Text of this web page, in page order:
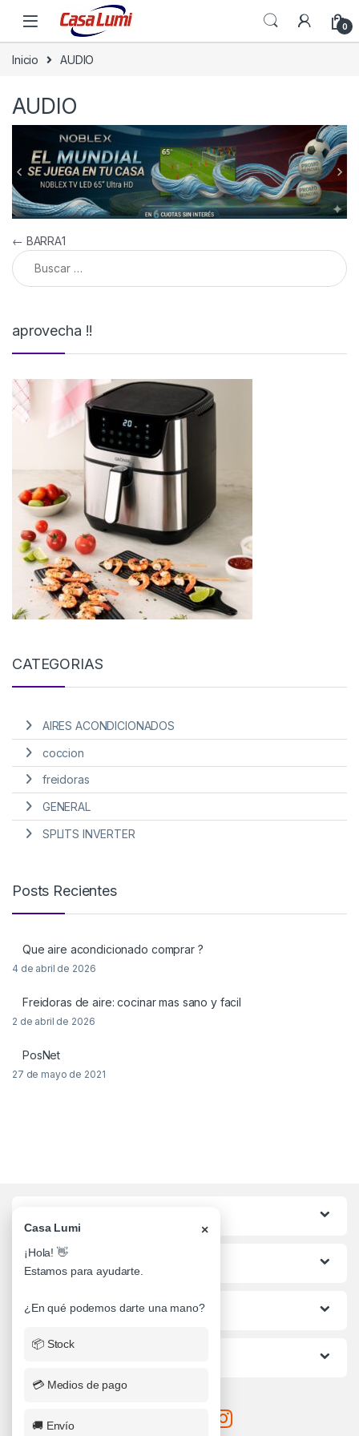
0
Inicio AUDIO
AUDIO
Navegación de entradas
← BARRA1
Buscar:
aprovecha !!
CATEGORIAS
AIRES ACONDICIONADOS
coccion
freidoras
GENERAL
SPLITS INVERTER
Posts Recientes
Que aire acondicionado comprar ?
4 de abril de 2026
Freidoras de aire: cocinar mas sano y facil
2 de abril de 2026
PosNet
27 de mayo de 2021
Informacion al Cliente
Casa Lumi ×
¡Hola! 👋
Estamos para ayudarte.
¿En qué podemos darte una mano?
📦 Stock
💳 Medios de pago
🚚 Envío